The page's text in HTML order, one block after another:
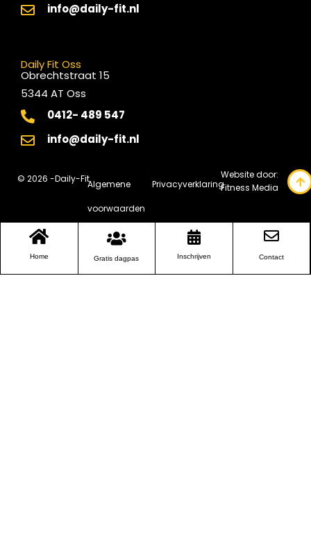
info@daily-fit.nl
Daily Fit Oss
Obrechtstraat 15
5344 AT Oss
0412- 489 547
info@daily-fit.nl
© 2026 -Daily-FitAlgemene
voorwaarden
Privacyverklaring
Website door:
Fitness Media
Home Gratis dagpas Inschrijven Contact